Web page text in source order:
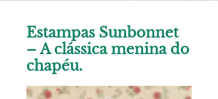
Estampas Sunbonnet
– A clássica menina do
chapéu.